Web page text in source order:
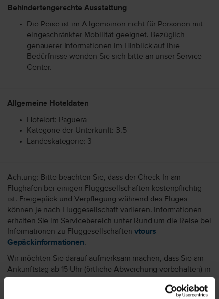
Behindertengerechte Ausstattung
Die Reise ist im Allgemeinen nicht für Personen mit
eingeschränkter Mobilität geeignet. Bezüglich
genauerer Informationen im Hinblick auf Ihre
Bedürfnisse wenden Sie sich bitte an unser Service-
Center.
Allgemeine Hoteldaten
Hotelort: Paguera
Kategorie der Unterkunft: 3.5
Landeskategorie: 3
Achtung: Bitte beachten Sie, dass der Check-In am
Flughafen bei einigen Fluggesellschaften kostenpflichtig
ist. Freigepäck und Verpflegung während des Fluges
können je nach Fluggesellschaft variieren. Informationen
erhalten Sie im Servicebereich unter Rund um die Reise bei
Informationen zu Fluggesellschaften vtours
Gepäckinformationen.
Wir möchten Sie darauf aufmerksam machen, dass Sie am
Ankunftstag ab 15 Uhr (örtliche Abweichung vorbehalten) in
Ihr Hotel einchecken können. An Ihrem Abreisetag können
Sie Ihr Zimmer bis 11 Uhr (örtliche Abweichung vorbehalten)